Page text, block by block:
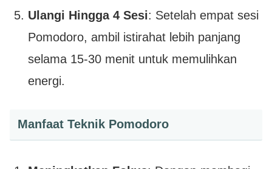
Ulangi Hingga 4 Sesi: Setelah empat sesi
Pomodoro, ambil istirahat lebih panjang
selama 15-30 menit untuk memulihkan
energi.
Manfaat Teknik Pomodoro